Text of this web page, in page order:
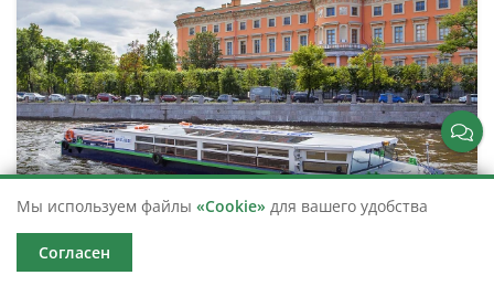
Водная экскурсия «Реки и каналы Петербурга»
Мы используем файлы «Cookie» для вашего удобства
Согласен